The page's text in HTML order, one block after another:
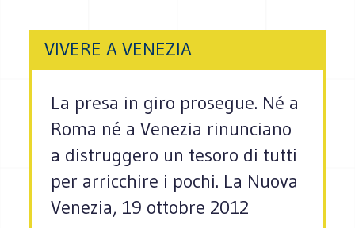
VIVERE A VENEZIA
La presa in giro prosegue. Né a
Roma né a Venezia rinunciano
a distruggero un tesoro di tutti
per arricchire i pochi. La Nuova
Venezia, 19 ottobre 2012